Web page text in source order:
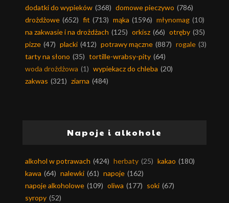
dodatki do wypieków (368) domowe pieczywo (786)
drożdżowe (652) fit (713) mąka (1596) młynomag (10)
na zakwasie i na drożdżach (125) orkisz (66) otręby (35)
pizze (47) placki (412) potrawy mączne (887) rogale (3)
tarty na słono (35) tortille-wrabsy-pity (64)
woda drożdżowa (1) wypiekacz do chleba (20)
zakwas (321) ziarna (484)
Napoje i alkohole
alkohol w potrawach (424) herbaty (25) kakao (180)
kawa (64) nalewki (61) napoje (162)
napoje alkoholowe (109) oliwa (177) soki (67)
syropy (52)